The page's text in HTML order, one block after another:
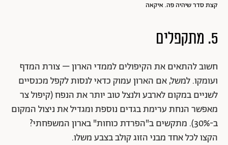
קצת סדר שיהיה פה. איקאה
5. מתקפלים
חשוב להתאים את הקיפולים לממדי הארון – צורת המדף
ועומקו. למשל, אם הארון עמוק כדאי לנסות לקפל מכנסיים
לשניים במקום לארבע ולנצל טוב יותר את הנפח (קיפול צר
מאפשר הנחת ערימת בגדים נוספת ומגדיל את ניצול המקום
ב-30%). מתקשים ב"הפרדת כוחות" בארון המשפחתי?
הקצו לכל אחד מבני הזוג קולב בצבע משלו.